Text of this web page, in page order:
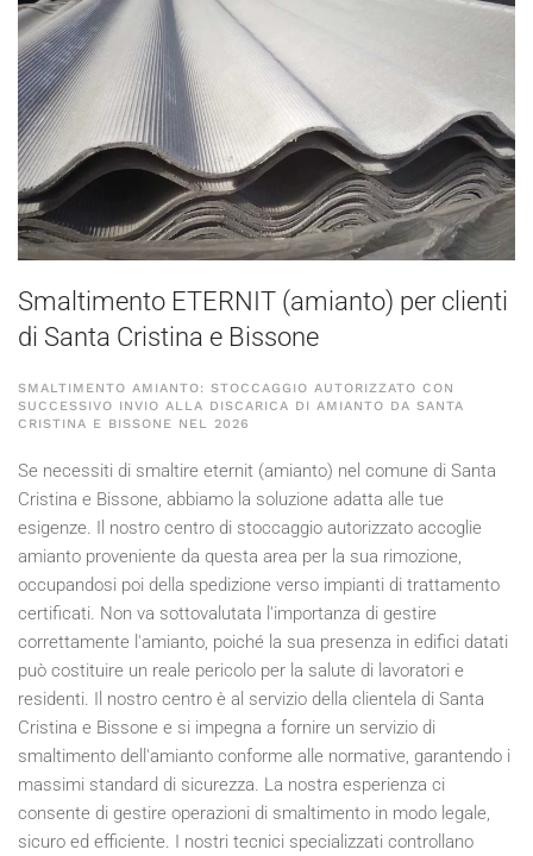
Smaltimento ETERNIT (amianto) per clienti
di Santa Cristina e Bissone
SMALTIMENTO AMIANTO: STOCCAGGIO AUTORIZZATO CON
SUCCESSIVO INVIO ALLA DISCARICA DI AMIANTO DA SANTA
CRISTINA E BISSONE NEL 2026
Se necessiti di smaltire eternit (amianto) nel comune di Santa
Cristina e Bissone, abbiamo la soluzione adatta alle tue
esigenze. Il nostro centro di stoccaggio autorizzato accoglie
amianto proveniente da questa area per la sua rimozione,
occupandosi poi della spedizione verso impianti di trattamento
certificati. Non va sottovalutata l'importanza di gestire
correttamente l'amianto, poiché la sua presenza in edifici datati
può costituire un reale pericolo per la salute di lavoratori e
residenti. Il nostro centro è al servizio della clientela di Santa
Cristina e Bissone e si impegna a fornire un servizio di
smaltimento dell'amianto conforme alle normative, garantendo i
massimi standard di sicurezza. La nostra esperienza ci
consente di gestire operazioni di smaltimento in modo legale,
sicuro ed efficiente. I nostri tecnici specializzati controllano